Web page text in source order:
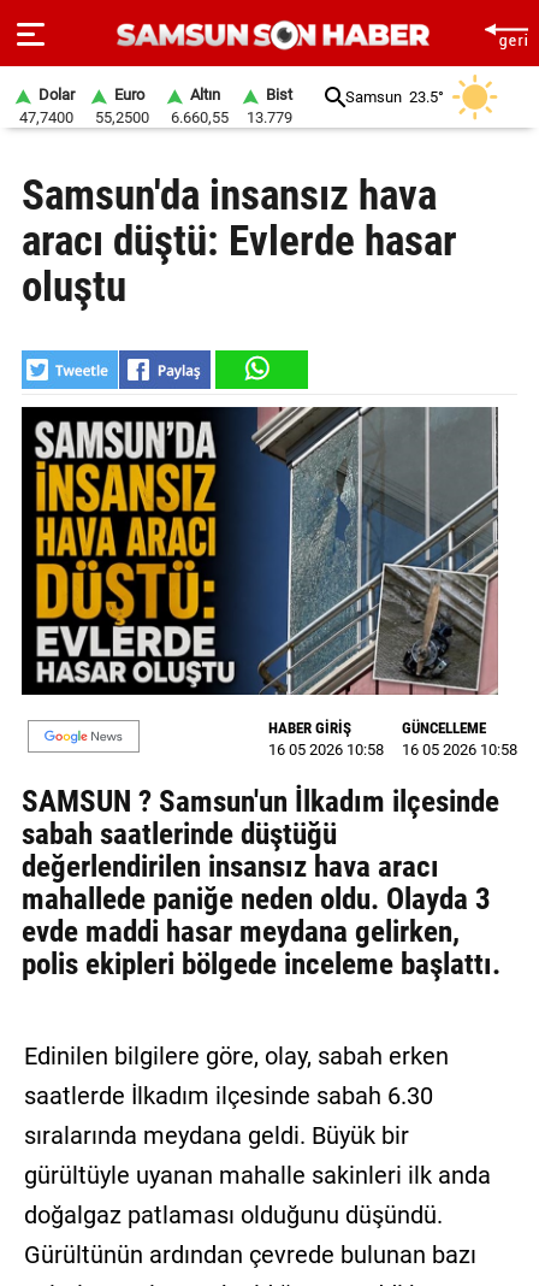
SAYFA
SAMSUN
HABER
GÜNDEM
SİYASET
EKONOMİ
DÜNYA
MAGAZİN
GALERİ
VİDEO
YAZARLAR
BİZE
ULAŞIN
Künye
İletişim
Gizlilik
Dolar
47,7400
Euro
55,2500
Altın
6.660,55
Bist
13.779
Samsun 23.5°
Samsun'da insansız hava
aracı düştü: Evlerde hasar
oluştu
HABER GİRİŞ
16 05 2026 10:58
GÜNCELLEME
16 05 2026 10:58
SAMSUN ? Samsun'un İlkadım ilçesinde
sabah saatlerinde düştüğü
değerlendirilen insansız hava aracı
mahallede paniğe neden oldu. Olayda 3
evde maddi hasar meydana gelirken,
polis ekipleri bölgede inceleme başlattı.
Edinilen bilgilere göre, olay, sabah erken
saatlerde İlkadım ilçesinde sabah 6.30
sıralarında meydana geldi. Büyük bir
gürültüyle uyanan mahalle sakinleri ilk anda
doğalgaz patlaması olduğunu düşündü.
Gürültünün ardından çevrede bulunan bazı